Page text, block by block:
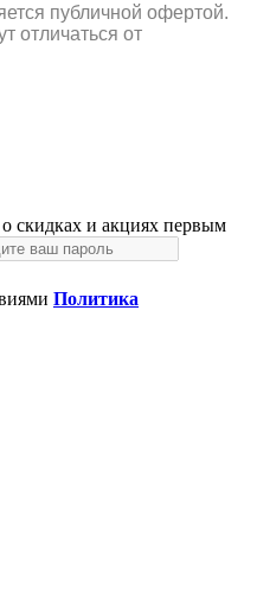
публичной офертой.
отличаться от
о скидках и акциях первым
Политика